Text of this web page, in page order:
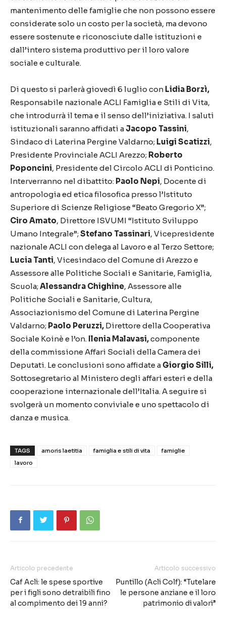
mantenimento delle famiglie che non possono essere
considerate solo un costo per la società, ma devono
essere sostenute e riconosciute dalle istituzioni e
dall’intero sistema produttivo per il loro valore
sociale e culturale.
Di questo si parlerà giovedì 6 luglio con Lidia Borzì,
Responsabile nazionale ACLI Famiglia e Stili di Vita,
che introdurrà il tema e il senso dell’iniziativa. I saluti
istituzionali saranno affidati a Jacopo Tassini,
Sindaco di Laterina Pergine Valdarno; Luigi Scatizzi,
Presidente Provinciale ACLI Arezzo; Roberto
Poponcini, Presidente del Circolo ACLI di Ponticino.
Interverranno nel dibattito: Paolo Nepi, Docente di
antropologia ed etica filosofica presso l’Istituto
Superiore di Scienze Religiose “Beato Gregorio X”;
Ciro Amato, Direttore ISVUMI “Istituto Sviluppo
Umano Integrale”;Stefano Tassinari, Vicepresidente
nazionale ACLI con delega al Lavoro e al Terzo Settore;
Lucia Tanti, Vicesindaco del Comune di Arezzo e
Assessore alle Politiche Sociali e Sanitarie, Famiglia,
Scuola;Alessandra Chighine, Assessore alle
Politiche Sociali e Sanitarie, Cultura,
Associazionismo del Comune di Laterina Pergine
Valdarno; Paolo Peruzzi, Direttore della Cooperativa
Sociale Koinè e l’on. Ilenia Malavasi,componente
della commissione Affari Sociali della Camera dei
Deputati. Le conclusioni sono affidate a Giorgio Silli,
Sottosegretario al Ministero degli affari esteri e della
cooperazione internazionale dell’Italia. A seguire si
svolgerà un momento conviviale e uno spettacolo di
danza e musica.
TAGS amoris laetitia famiglia e stili di vita
famiglie
lavoro
Articolo precedente
Caf Acli: le spese sportive
per i figli sono detraibili fino
al compimento dei 19 anni?
Articolo successivo
Puntillo (Acli Colf): “Tutelare
le persone anziane e il loro
patrimonio di valori”